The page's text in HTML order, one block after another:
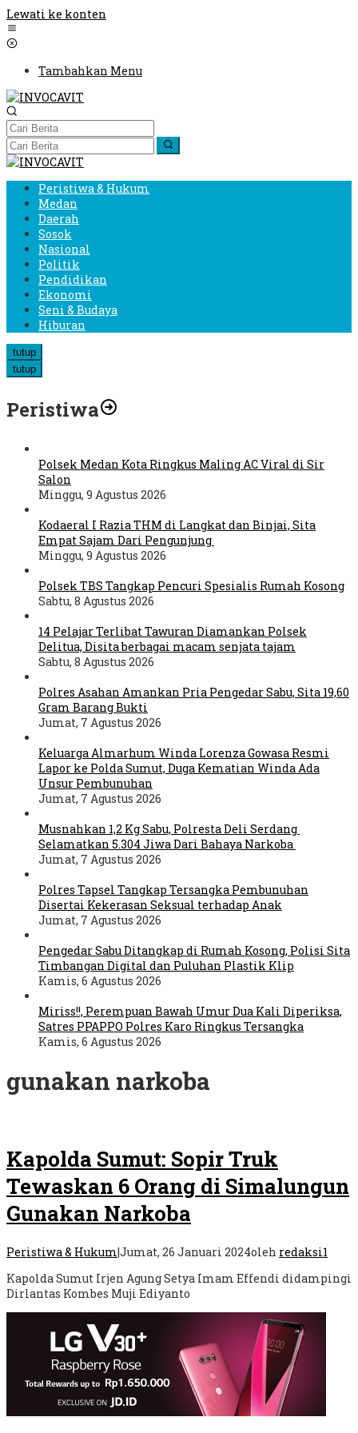
Lewati ke konten
Tambahkan Menu
Peristiwa & Hukum
Medan
Daerah
Sosok
Nasional
Politik
Pendidikan
Ekonomi
Seni & Budaya
Hiburan
tutup
tutup
Peristiwa
Polsek Medan Kota Ringkus Maling AC Viral di Sir
Salon
Minggu, 9 Agustus 2026
Kodaeral I Razia THM di Langkat dan Binjai, Sita
Empat Sajam Dari Pengunjung
Minggu, 9 Agustus 2026
Polsek TBS Tangkap Pencuri Spesialis Rumah Kosong
Sabtu, 8 Agustus 2026
14 Pelajar Terlibat Tawuran Diamankan Polsek
Delitua, Disita berbagai macam senjata tajam
Sabtu, 8 Agustus 2026
Polres Asahan Amankan Pria Pengedar Sabu, Sita 19,60
Gram Barang Bukti
Jumat, 7 Agustus 2026
Keluarga Almarhum Winda Lorenza Gowasa Resmi
Lapor ke Polda Sumut, Duga Kematian Winda Ada
Unsur Pembunuhan
Jumat, 7 Agustus 2026
Musnahkan 1,2 Kg Sabu, Polresta Deli Serdang
Selamatkan 5.304 Jiwa Dari Bahaya Narkoba
Jumat, 7 Agustus 2026
Polres Tapsel Tangkap Tersangka Pembunuhan
Disertai Kekerasan Seksual terhadap Anak
Jumat, 7 Agustus 2026
Pengedar Sabu Ditangkap di Rumah Kosong, Polisi Sita
Timbangan Digital dan Puluhan Plastik Klip
Kamis, 6 Agustus 2026
Miriss!!, Perempuan Bawah Umur Dua Kali Diperiksa,
Satres PPAPPO Polres Karo Ringkus Tersangka
Kamis, 6 Agustus 2026
gunakan narkoba
Kapolda Sumut: Sopir Truk
Tewaskan 6 Orang di Simalungun
Gunakan Narkoba
Peristiwa & Hukum|Jumat, 26 Januari 2024oleh redaksi1
Kapolda Sumut Irjen Agung Setya Imam Effendi didampingi
Dirlantas Kombes Muji Ediyanto